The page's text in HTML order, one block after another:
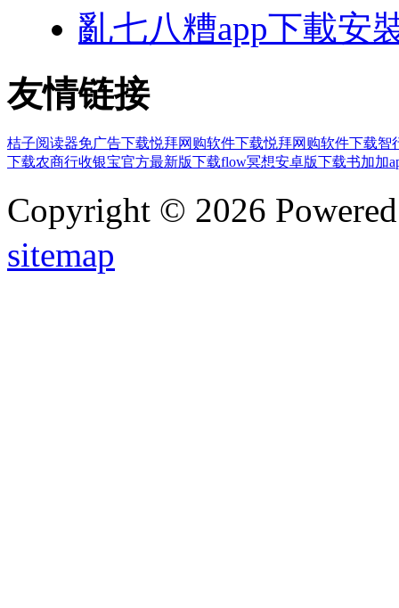
亂七八糟app下載安
友情链接
桔子阅读器免广告下载悦拜网购软件下载悦拜网购软件下载智
下载农商行收银宝官方最新版下载flow冥想安卓版下载书加加
Copyright © 2026
sitemap